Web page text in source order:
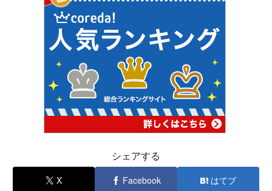
シェアする
X Facebook はてブ